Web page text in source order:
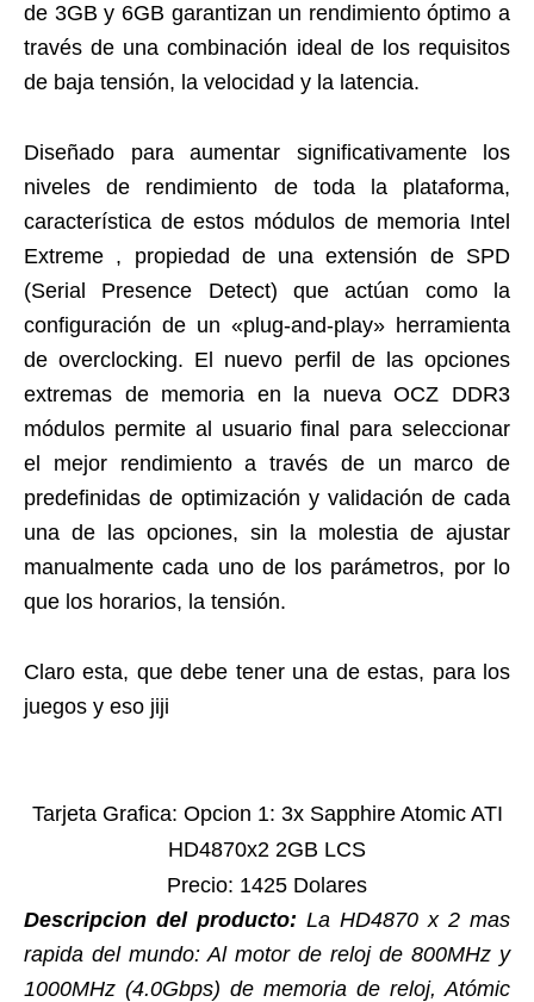
de 3GB y 6GB garantizan un rendimiento óptimo a
través de una combinación ideal de los requisitos
de baja tensión, la velocidad y la latencia.
Diseñado para aumentar significativamente los
niveles de rendimiento de toda la plataforma,
característica de estos módulos de memoria Intel
Extreme , propiedad de una extensión de SPD
(Serial Presence Detect) que actúan como la
configuración de un «plug-and-play» herramienta
de overclocking. El nuevo perfil de las opciones
extremas de memoria en la nueva OCZ DDR3
módulos permite al usuario final para seleccionar
el mejor rendimiento a través de un marco de
predefinidas de optimización y validación de cada
una de las opciones, sin la molestia de ajustar
manualmente cada uno de los parámetros, por lo
que los horarios, la tensión.
Claro esta, que debe tener una de estas, para los
juegos y eso jiji
Tarjeta Grafica: Opcion 1: 3x Sapphire Atomic ATI
HD4870x2 2GB LCS
Precio: 1425 Dolares
Descripcion del producto: La HD4870 x 2 mas
rapida del mundo: Al motor de reloj de 800MHz y
1000MHz (4.0Gbps) de memoria de reloj, Atómic